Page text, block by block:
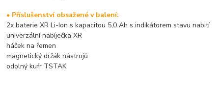
• Příslušenství obsažené v balení:
2x baterie XR Li-Ion s kapacitou 5,0 Ah s indikátorem stavu nabití
univerzální nabíječka XR
háček na řemen
magnetický držák nástrojů
odolný kufr TSTAK